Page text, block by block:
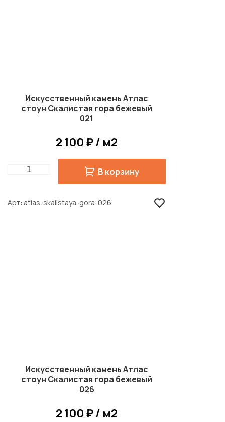
Искусственный камень Атлас
стоун Скалистая гора бежевый
021
2 100 ₽ / м2
Quantity В корзину
Арт atlas-skalistaya-gora-026
Искусственный камень Атлас
стоун Скалистая гора бежевый
026
2 100 ₽ / м2